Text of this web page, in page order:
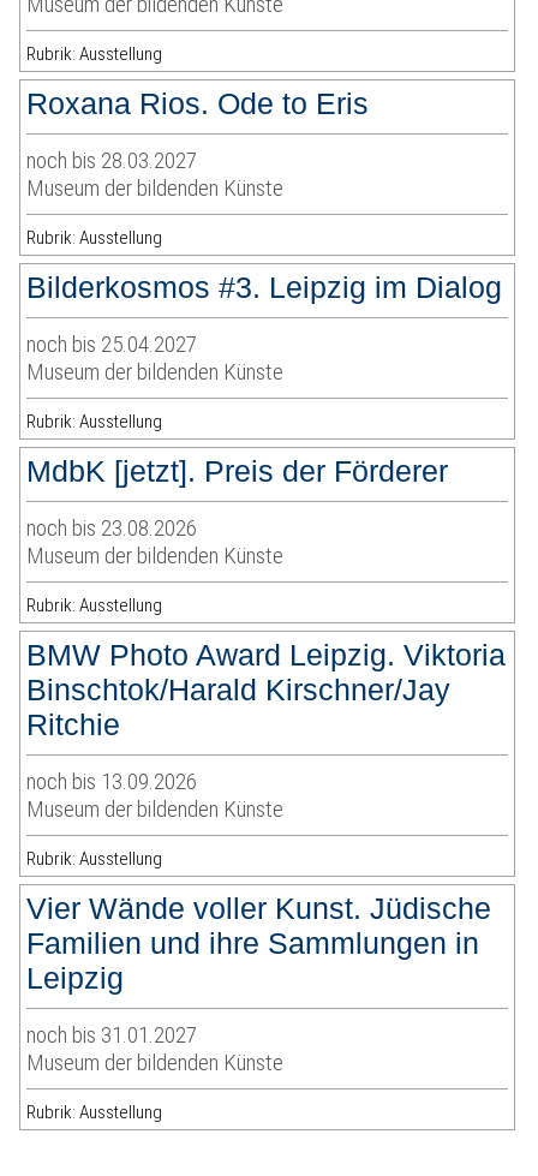
Rubrik: Ausstellung
Roxana Rios. Ode to Eris
noch bis 28.03.2027
Museum der bildenden Künste
Rubrik: Ausstellung
Bilderkosmos #3. Leipzig im Dialog
noch bis 25.04.2027
Museum der bildenden Künste
Rubrik: Ausstellung
MdbK [jetzt]. Preis der Förderer
noch bis 23.08.2026
Museum der bildenden Künste
Rubrik: Ausstellung
BMW Photo Award Leipzig. Viktoria
Binschtok/Harald Kirschner/Jay
Ritchie
noch bis 13.09.2026
Museum der bildenden Künste
Rubrik: Ausstellung
Vier Wände voller Kunst. Jüdische
Familien und ihre Sammlungen in
Leipzig
noch bis 31.01.2027
Museum der bildenden Künste
Rubrik: Ausstellung